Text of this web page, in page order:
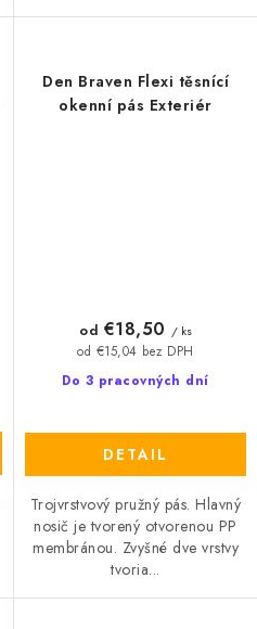
Den Braven Flexi těsnící
okenní pás Exteriér
Do 3 pracovných dní
od €15,04 bez DPH
od €18,50 / ks
DETAIL
Trojvrstvový pružný pás. Hlavný
nosič je tvorený otvorenou PP
membránou. Zvyšné dve vrstvy
tvoria...